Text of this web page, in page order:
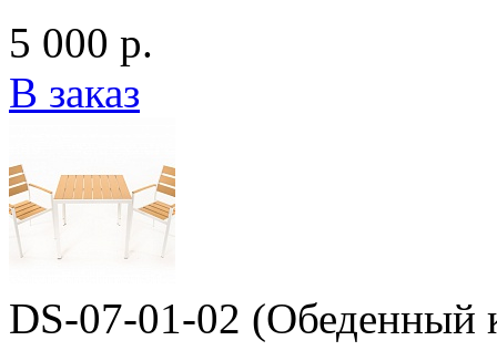
5 000 р.
В заказ
DS-07-01-02 (Обеденный